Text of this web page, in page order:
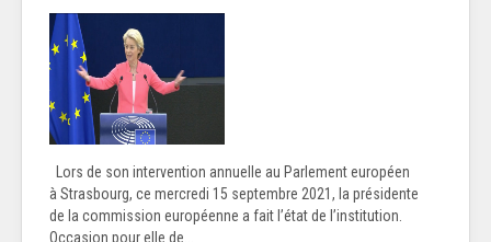
Lors de son intervention annuelle au Parlement européen
à Strasbourg, ce mercredi 15 septembre 2021, la présidente
de la commission européenne a fait l’état de l’institution.
Occasion pour elle de...